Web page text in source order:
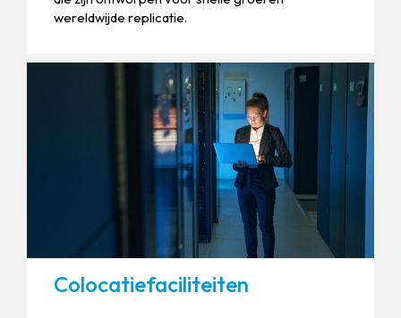
wereldwijde replicatie.
Colocatiefaciliteiten